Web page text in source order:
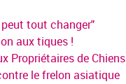
peut tout changer"
aux tiques !
Propriétaires de Chiens
le frelon asiatique